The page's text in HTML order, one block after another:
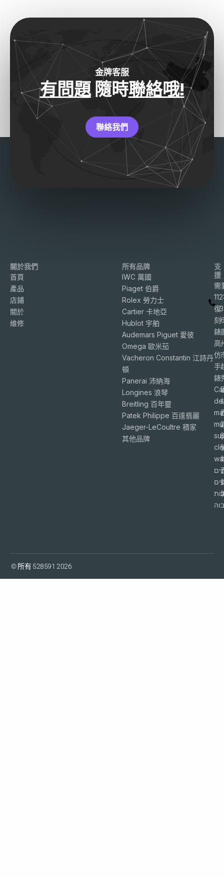
金牌客服
有問題隨時聯絡哦!
聯絡我們
關於我們
首頁
產品
店鋪
關於
維修
所有品牌
IWC 萬國
Piaget 伯爵
Rolex 勞力士
Cartier 卡地亞
Hublot 宇舶
Audemars Piguet 愛彼
Omega 歐米茄
Vacheron Constantin 江詩丹
頓
Panerai 沛納海
Longines 浪琴
Breitling 百年靈
Patek Philippe 百達翡麗
Jaeger-LeCoultre 積家
其他品牌
支
援
需
復
刻
錶
高
仿
手
錶
de
© 所有 528591 2026